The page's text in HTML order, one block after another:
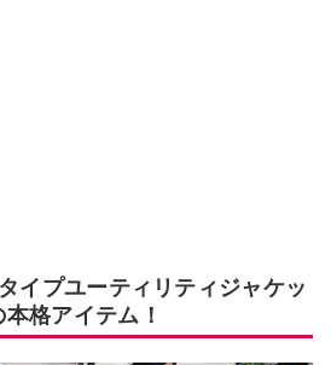
イプユーティリティジャケッ
格アイテム！